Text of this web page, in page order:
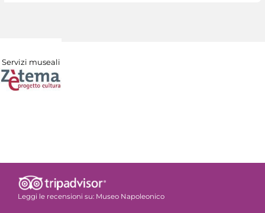
Servizi museali
Leggi le recensioni su: Museo Napoleonico